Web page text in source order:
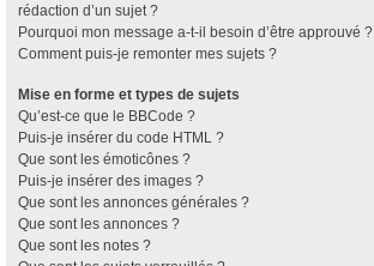
rédaction d’un sujet ?
Pourquoi mon message a-t-il besoin d’être approuvé ?
Comment puis-je remonter mes sujets ?
Mise en forme et types de sujets
Qu’est-ce que le BBCode ?
Puis-je insérer du code HTML ?
Que sont les émoticônes ?
Puis-je insérer des images ?
Que sont les annonces générales ?
Que sont les annonces ?
Que sont les notes ?